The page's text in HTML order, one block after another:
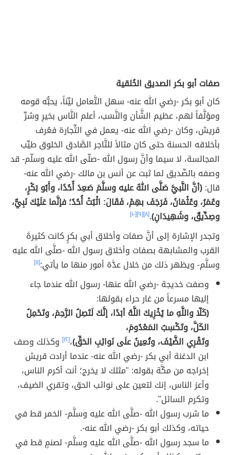
صفات أبو بكر الصديق الخُلقية
كان أبو بكر -رضي الله عنه- سهل التَّعامل ليِّناً، يحبُّه قومه
ومؤلَّفاً لهم، عظيم الشَّأن والنَّسَب، أعلم النَّاس بخيرِ وشرِّ
قريش، وكان -رضي الله عنه- يعمل في التِّجارة فعُرف
بأخلاقه الحسنة حتى كان مثالاً للتَّاجر الصَّادق الخلوق طيِّب
المجالسة، لا سيما وأنَّ رسول الله -صلّى الله عليه وسلّم- قد
وصفه بالصِّديق لما ثبت عن أنس بن مالك -رضي الله عنه-
قال:(أنَّ النَّبيَّ صَلَّى اللهُ عليه وسلَّمَ صَعِدَ أُحُدًا، وأَبُو بَكْرٍ،
وعُمَرُ، وعُثْمَانُ، فَرَجَفَ بهِمْ، فَقَالَ: اثْبُتْ أُحُدُ؛ فإنَّما عَلَيْكَ نَبِيٌّ،
وصِدِّيقٌ، وشَهِيدَانِ).[٨] [٩] [١٠]
وتجدر الإشارة إلى أنَّ صفات وأخلاق أبي بكرٍ كانت كثيرةَ
القرب والمشابهة بصفات وأخلاق رسول الله -صلَّى الله عليه
وسلَّم- ويظهر ذلك من خلال عدَّة أمور منها ما يأتي:[١١]
وصفت خديجة -رضي الله عنها- رسول الله عندما جاء
إليها مسرعاً من غار حراء بقولها:
(كَلّا واللَّهِ ما يُخْزِيكَ اللَّهُ أبَدًا، إنَّكَ لَتَصِلُ الرَّحِمَ، وتَحْمِلُ
الكَلَّ، وتَكْسِبُ المَعْدُومَ،
وتَقْرِي الضَّيْفَ، وتُعِينُ علَى نَوائِبِ الحَقِّ)،[١٢] وكذلك وصف
ابن الدغنة أبي بكر -رضي الله عنه- عندما أرادت قريش
إخراجه من مكَّة بقوله: "مثلك لا يخرج؛ أنت أكرم الناس،
وأعز الناس، إنك لتعين على نوائب الحق، وتقري الضيف،
وتكرم السائل".
ما شرب رسول الله -صلَّى الله عليه وسلَّم- الخمر قط في
حياته، وكذلك أبو بكر -رضي الله عنه-.
ما سجد رسول الله -صلَّى الله عليه وسلَّم- لصنمٍ قط في